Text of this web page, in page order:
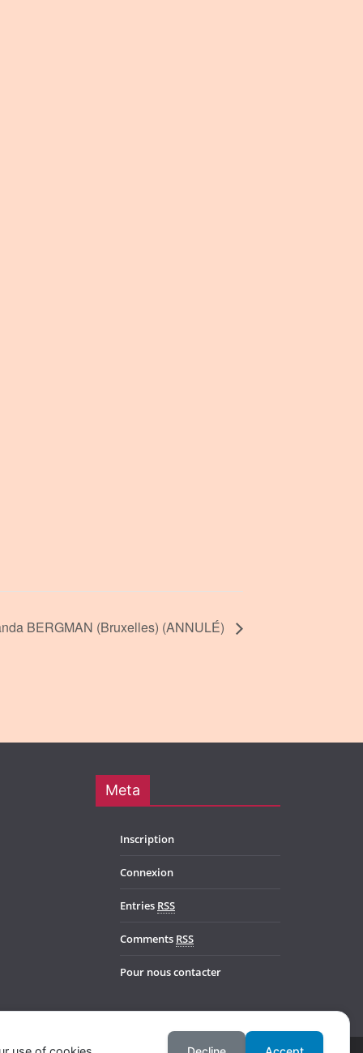
BERGMAN (Bruxelles) (ANNULÉ)
Meta
Inscription
Connexion
Entries RSS
Comments RSS
Pour nous contacter